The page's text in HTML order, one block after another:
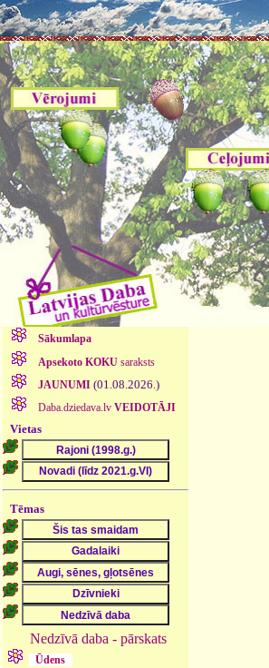
Sākumlapa
Apsekoto KOKUsaraksts
JAUNUMI (01.08.2026.)
Daba.dziedava.lv VEIDOTĀJI
Vietas
Tēmas
Nedzīvā daba - pārskats
Ūdens